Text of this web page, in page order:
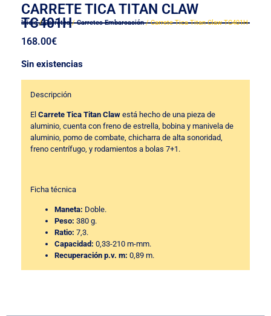
CARRETE TICA TITAN CLAW
TC401H
Inicio/Carretes/Carretes Embarcación/ Carrete Tica Titan Claw TC401H
168.00€
Sin existencias
Descripción
El Carrete Tica Titan Claw está hecho de una pieza de
aluminio, cuenta con freno de estrella, bobina y manivela de
aluminio, pomo de combate, chicharra de alta sonoridad,
freno centrífugo, y rodamientos a bolas 7+1.
Ficha técnica
Maneta: Doble.
Peso: 380 g.
Ratio: 7,3.
Capacidad: 0,33-210 m-mm.
Recuperación p.v. m: 0,89 m.